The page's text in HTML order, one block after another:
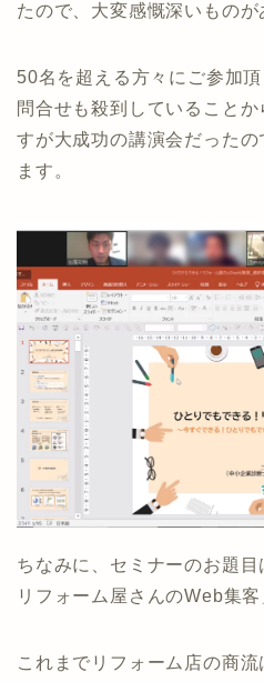
たので、大変感慨深いものが
50名を超える方々にご参加
問合せも殺到していること
すが大成功の講演会だったの
ます。
ちなみに、セミナーのお題目
リフォーム屋さんのWeb集客
これまでリフォーム店の商